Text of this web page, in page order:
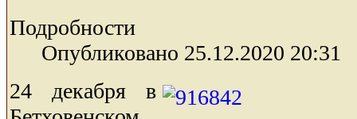
Подробности
Опубликовано 25.12.2020 20:31
24 декабря в